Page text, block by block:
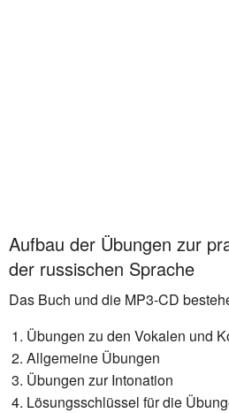
Aufbau der Übungen zur
der russischen Sprache
Das Buch und die MP3-CD
Übungen zu den Vokalen und
Allgemeine Übungen
Übungen zur Intonation
Lösungsschlüssel für die